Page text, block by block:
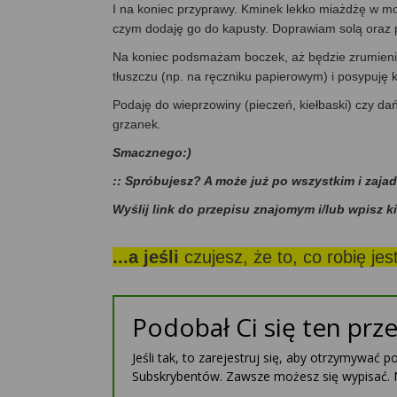
I na koniec przyprawy. Kminek lekko miażdżę w
czym dodaję go do kapusty. Doprawiam solą oraz
Na koniec podsmażam boczek, aż będzie
tłuszczu (np. na ręczniku papierowym) i posypuję
Podaję do wieprzowiny (pieczeń, kiełbaski) czy
grzanek.
Smacznego:)
:: Spróbujesz? A może już po wszystkim i
Wyślij link do przepisu znajomym i/lub wpisz
...a jeśli czujesz, że to, co robię
Podobał Ci się ten
Jeśli tak, to zarejestruj się, aby otrzymywać
Subskrybentów. Zawsze możesz się